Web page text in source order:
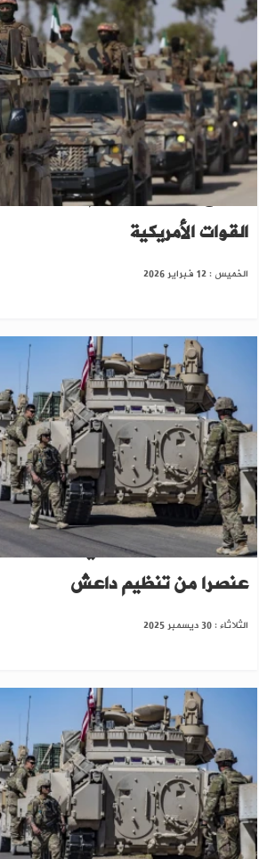
الدفاع السورية تتسلم قاعدة
القوات الأمريكية
الخميس : 12 فبراير 2026
عنصرا من تنظيم داعش
الثلاثاء : 30 ديسمبر 2025